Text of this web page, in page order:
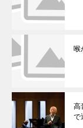
喉
高
で